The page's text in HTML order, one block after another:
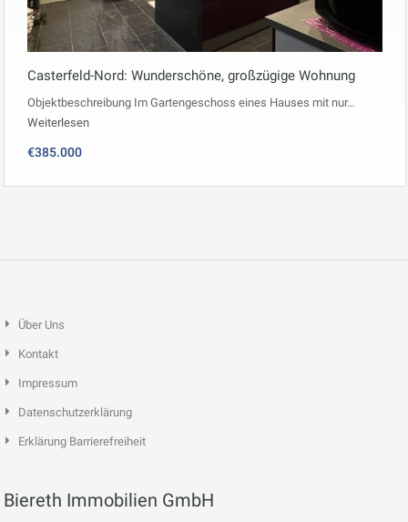
Casterfeld-Nord: Wunderschöne, großzügige Wohnung
Objektbeschreibung Im Gartengeschoss eines Hauses mit nur…
Weiterlesen
€385.000
Über Uns
Kontakt
Impressum
Datenschutzerklärung
Erklärung Barrierefreiheit
Biereth Immobilien GmbH